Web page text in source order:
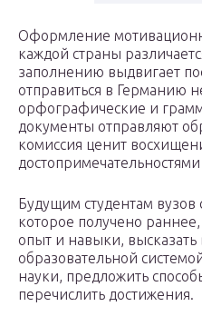
Оформление
каждой страны
заполнению выдвигает
отправиться в Германию
орфографические и
документы отправляют
комиссия ценит
Будущим студентам вузов
которое получено
опыт и навыки,
образовательной
науки, предложить
перечислить достижения.